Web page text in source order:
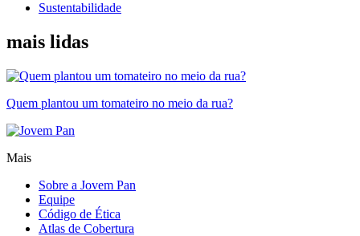
Sustentabilidade
mais lidas
Quem plantou um tomateiro no meio da rua?
Mais
Sobre a Jovem Pan
Equipe
Código de Ética
Atlas de Cobertura